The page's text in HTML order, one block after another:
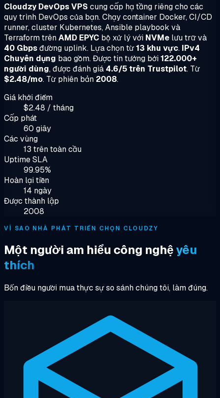
Cloudzy DevOps VPS cung cấp hạ tầng riêng cho các
quy trình DevOps của bạn. Chạy container Docker, CI/CD
runner, cluster Kubernetes, Ansible playbook và
Terraform trênAMD EPYC bộ xử lý với NVMe lưu trữ và
40 Gbpsđường uplink. Lựa chọn từ13 khu vực. IPv4
Chuyên dụng bao gồm. Được tin tưởng bởi122.000+
người dùng, được đánh giá 4.6/5 trên Trustpilot. Từ
$2.48/mo. Từ phiên bản 2008.
Giá khởi điểm
$2.48 / tháng
Cấp phát
60 giây
Các vùng
13 trên toàn cầu
Uptime SLA
99.95%
Hoàn lại tiền
14 ngày
Được thành lập
2008
VÌ SAO NHÀ PHÁT TRIỂN CHỌN CLOUDZY
Một người am hiểu công nghệyêu
thích
Bốn điều người mua thực sự so sánh chúng tôi, làm đúng.